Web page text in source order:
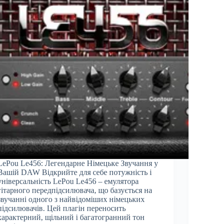
Le456: Легендарне Німецьке Звучання у
DAW Відкрийте для себе потужність і
LePou Le456 – емулятора
передпідсилювача, що базується на
одного з найвідоміших німецьких
Цей плагін переносить
щільний і багатогранний тон